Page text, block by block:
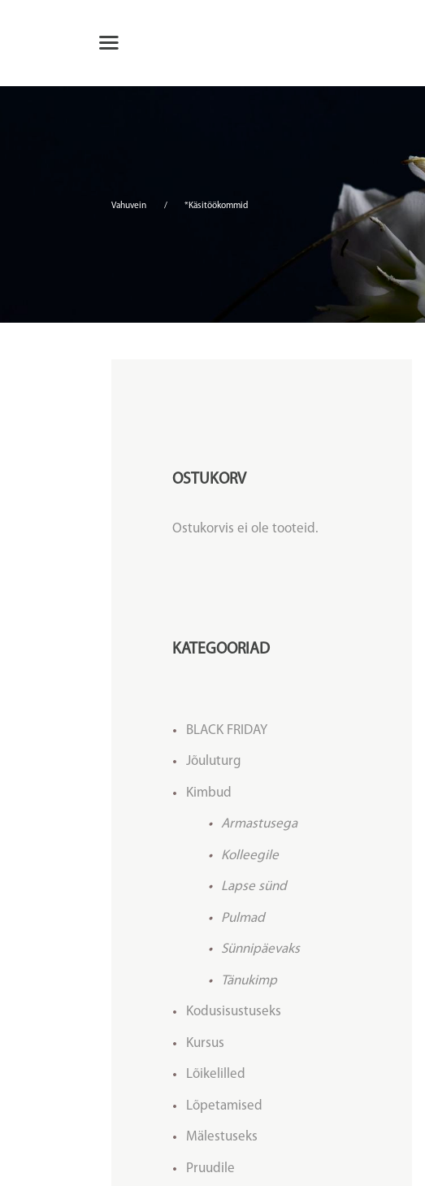
Vahuvein *Käsitöökommid
OSTUKORV
Ostukorvis ei ole tooteid.
KATEGOORIAD
BLACK FRIDAY
Jõuluturg
Kimbud
Armastusega
Kolleegile
Lapse sünd
Pulmad
Sünnipäevaks
Tänukimp
Kodusisustuseks
Kursus
Lõikelilled
Lõpetamised
Mälestuseks
Pruudile